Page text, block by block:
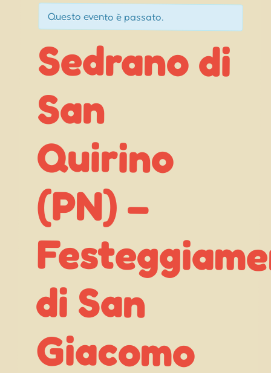
Questo evento è passato.
Sedrano di
San
Quirino
(PN) –
Festeggiamenti
di San
Giacomo